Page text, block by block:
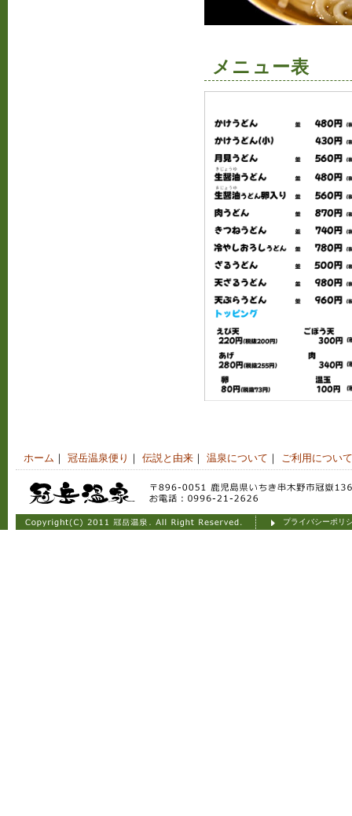
メニュー表
ホーム ｜ 冠岳温泉便り ｜ 伝説と由来 ｜ 温泉について ｜ ご利用について
プライバシーポリ